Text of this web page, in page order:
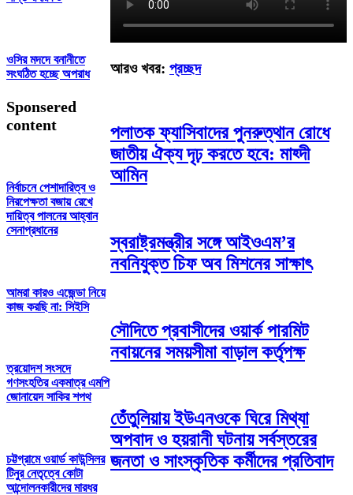
ওসির মদদে বনানীতে
সংঘঠিত হচ্ছে অপরাধ
Sponsered
content
নির্বাচনে পেশাদারিত্ব ও
নিরপেক্ষতা বজায় রেখে
দায়িত্ব পালনের আহ্বান
সেনাপ্রধানের
আমরা কারও এজেন্ডা নিয়ে
কাজ করছি না: সিইসি
ত্রয়োদশ সংসদে
গণসংহতির একমাত্র এমপি
জোনায়েদ সাকির শপথ
চট্টগ্রামে ওয়ার্ড কাউন্সিলর
টিনুর নেতৃত্বে কোটা
আন্দোলনকারীদের মারধর
আরও খবর: প্রচ্ছদ
পলাতক ফ্যাসিবাদের পুনরুত্থান রোধে
জাতীয় ঐক্য দৃঢ় করতে হবে: মাহ্দী
আমিন
স্বরাষ্ট্রমন্ত্রীর সঙ্গে আইওএম’র
নবনিযুক্ত চিফ অব মিশনের সাক্ষাৎ
সৌদিতে প্রবাসীদের ওয়ার্ক পারমিট
নবায়নের সময়সীমা বাড়াল কর্তৃপক্ষ
তেঁতুলিয়ায় ইউএনওকে ঘিরে মিথ্যা
অপবাদ ও হয়রানী ঘটনায় সর্বস্তরের
জনতা ও সাংস্কৃতিক কর্মীদের প্রতিবাদ